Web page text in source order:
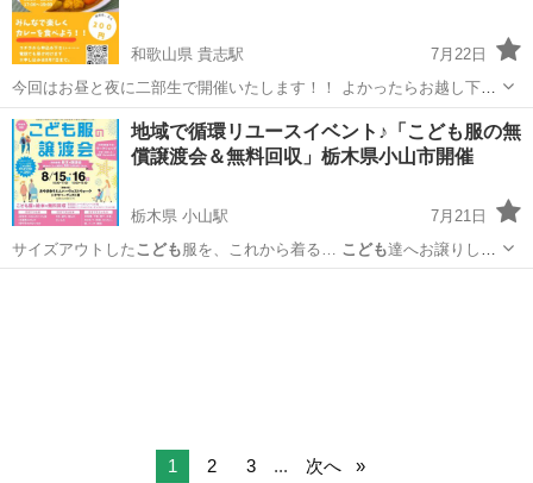
和歌山県 貴志駅
7月22日
今回はお昼と夜に二部生で開催いたします！！ よかったらお越し下さ
い！
和歌山 紀の川市 貴志駅 こども食堂
地域で循環リユースイベント♪「こども服の無
償譲渡会＆無料回収」栃木県小山市開催
栃木県 小山駅
7月21日
サイズアウトした こども服を、これから着る… こども達へお譲りして
リユ… 活動を通して未来のこども 達へとバトンを繋い… 【お好きなこ
1 2 3 ... 次へ